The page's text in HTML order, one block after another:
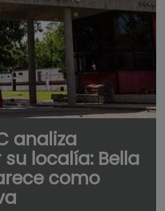
analiza
localía: Bella
como